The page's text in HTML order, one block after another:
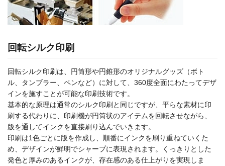
回転シルク印刷
回転シルク印刷は、円筒形や円錐形のオリジナルグッズ（ボト
ル、タンブラー、ペンなど）に対して、360度全面にわたってデザ
インを施すことが可能な印刷技術です。
基本的な原理は通常のシルク印刷と同じですが、平らな素材に印
刷する代わりに、印刷機が円筒状のアイテムを回転させながら、
版を通してインクを直接刷り込んでいきます。
印刷は1色ごとに版を作成し、順番にインクを刷り重ねていくた
め、デザインが鮮明でシャープに表現されます。くっきりとした
発色と厚みのあるインクが、存在感のある仕上がりを実現しま